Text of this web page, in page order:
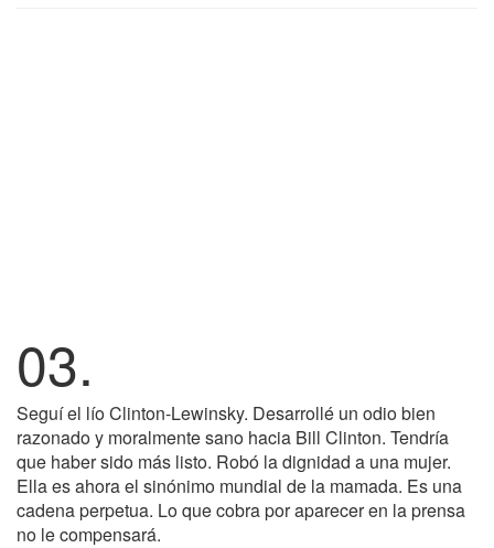
03.
Seguí el lío Clinton-Lewinsky. Desarrollé un odio bien
razonado y moralmente sano hacia Bill Clinton. Tendría
que haber sido más listo. Robó la dignidad a una mujer.
Ella es ahora el sinónimo mundial de la mamada. Es una
cadena perpetua. Lo que cobra por aparecer en la prensa
no le compensará.